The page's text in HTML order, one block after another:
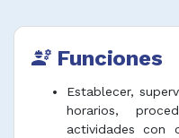
engineering Funciones
Establecer,
horarios,
actividades con